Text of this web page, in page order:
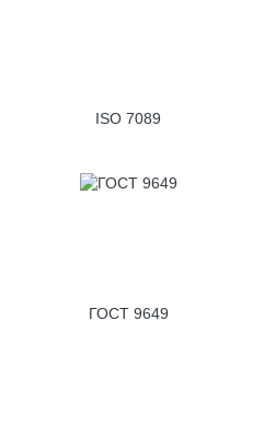
ISO 7089
ГОСТ 9649